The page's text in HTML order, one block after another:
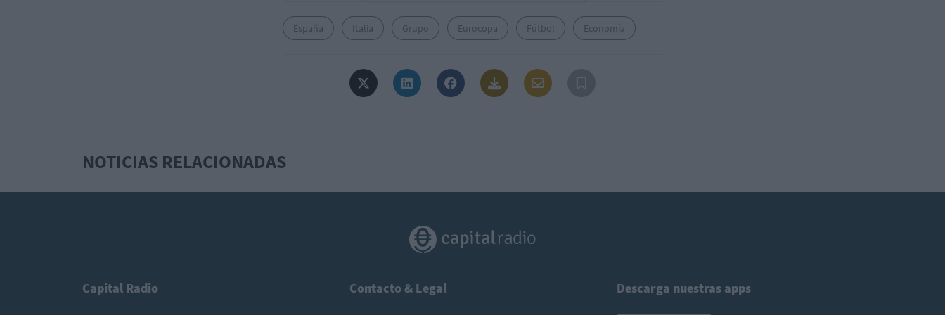
España Italia Grupo Eurocopa Fútbol Economía
NOTICIAS RELACIONADAS
Capital Radio Contacto & Legal Descarga nuestras apps